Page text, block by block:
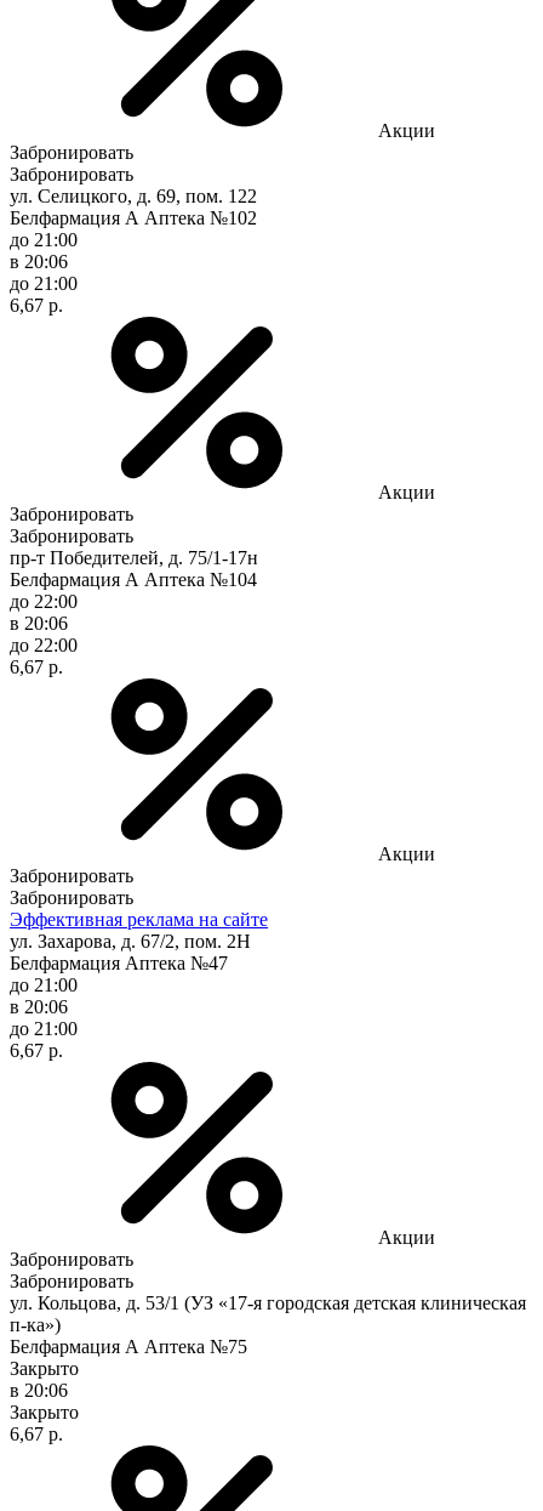
Акции
Забронировать
Забронировать
ул. Селицкого, д. 69, пом. 122
Белфармация А Аптека №102
до 21:00
в 20:06
до 21:00
6,67 р.
Акции
Забронировать
Забронировать
пр-т Победителей, д. 75/1-17н
Белфармация А Аптека №104
до 22:00
в 20:06
до 22:00
6,67 р.
Акции
Забронировать
Забронировать
Эффективная реклама на сайте
ул. Захарова, д. 67/2, пом. 2Н
Белфармация Аптека №47
до 21:00
в 20:06
до 21:00
6,67 р.
Акции
Забронировать
Забронировать
ул. Кольцова, д. 53/1 (УЗ «17-я городская детская клиническая
п-ка»)
Белфармация А Аптека №75
Закрыто
в 20:06
Закрыто
6,67 р.